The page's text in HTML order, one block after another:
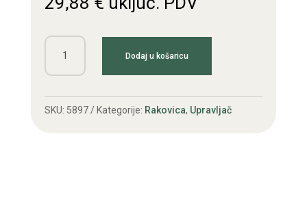
Kolo
volana
558,
577
Dodaj u košaricu
SKU: 5897 Kategorije: Rakovica, Upravljač